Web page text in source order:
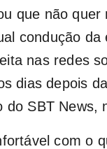
que não quer
condução
nas redes
dias depois
do SBT News,
com o